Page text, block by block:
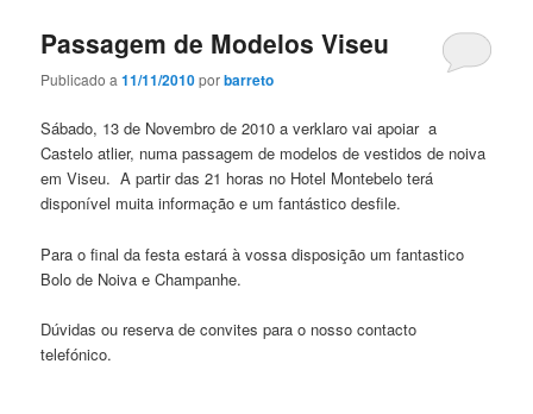
Passagem de Modelos Viseu
Publicado a11/11/2010porbarreto
Sábado, 13 de Novembro de 2010 a verklaro vai apoiar a
Castelo atlier, numa passagem de modelos de vestidos de noiva
em Viseu. A partir das 21 horas no Hotel Montebelo terá
disponível muita informação e um fantástico desfile.
Para o final da festa estará à vossa disposição um fantastico
Bolo de Noiva e Champanhe.
Dúvidas ou reserva de convites para o nosso contacto
telefónico.